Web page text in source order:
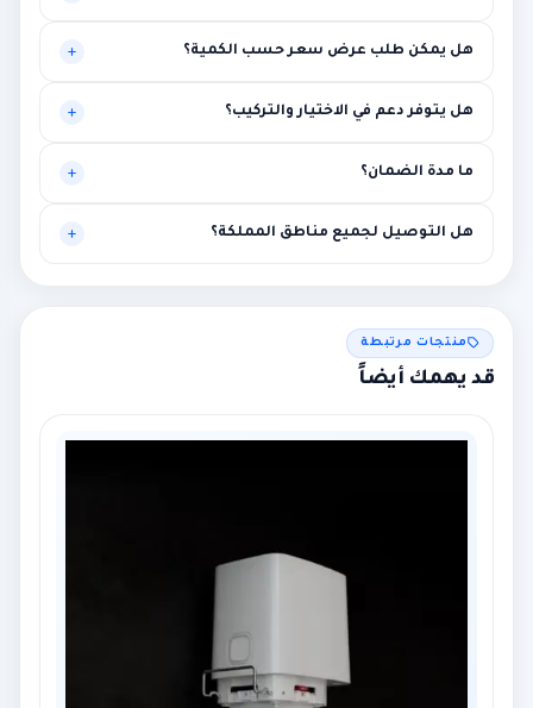
مستوى أعلى من الاستقرار.
هل يمكن طلب عرض سعر حسب الكمية؟
هل يتوفر دعم في الاختيار والتركيب؟
ما مدة الضمان؟
هل التوصيل لجميع مناطق المملكة؟
منتجات مرتبطة
قد يهمك أيضاً